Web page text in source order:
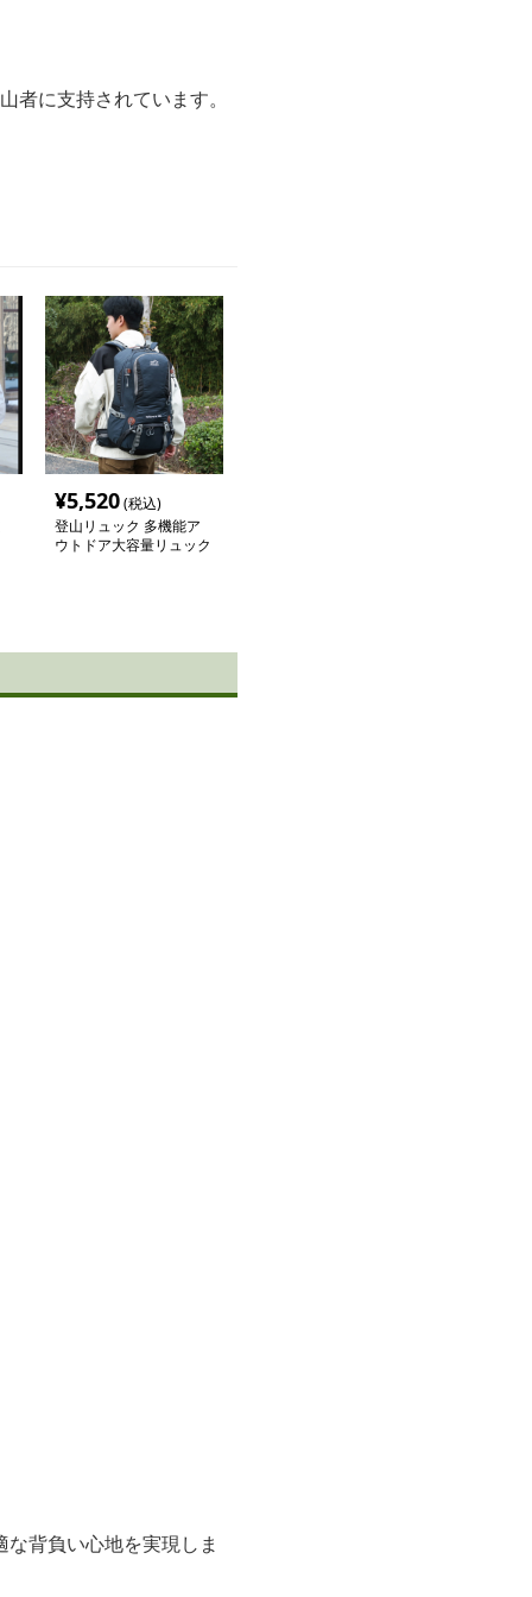
に支持されています。
¥5,520(税込)
登山リュック 多機能ア
ウトドア大容量リュック
背負い心地を実現しま